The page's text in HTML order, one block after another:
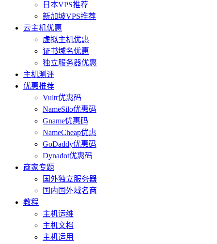
日本VPS推荐
新加坡VPS推荐
云主机优惠
虚拟主机优惠
证书域名优惠
独立服务器优惠
主机测评
优惠推荐
Vultr优惠码
NameSilo优惠码
Gname优惠码
NameCheap优惠
GoDaddy优惠码
Dynadot优惠码
商家专题
国外独立服务器
国内国外域名商
教程
主机运维
主机文档
主机运用